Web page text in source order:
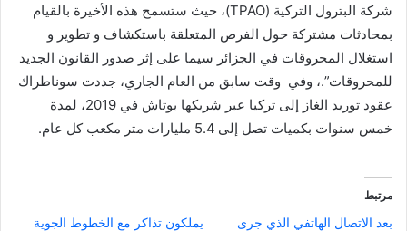
شركة البترول التركية (TPAO)، حيث ستسمح هذه الأخيرة بالقيام
بمحادثات مشتركة حول الفرص المتعلقة باستكشاف و تطوير و
استغلال المحروقات في الجزائر سيما على إثر صدور القانون الجديد
للمحروقات”.، وفي وقت سابق من العام الجاري، جددت سوناطراك
عقود توريد الغاز إلى تركيا عبر شريكها بوتاش في 2019، لمدة
خمس سنوات بكميات تصل إلى 5.4 مليارات متر مكعب كل عام.
مرتبط
بعد الاتصال الهاتفي الذي جرى
يملكون تذاكر مع الخطوط الجوية